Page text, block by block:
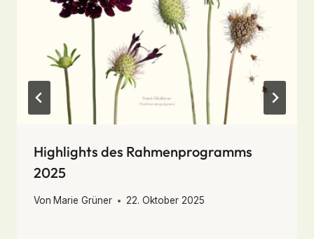
Ähnliche Beiträge